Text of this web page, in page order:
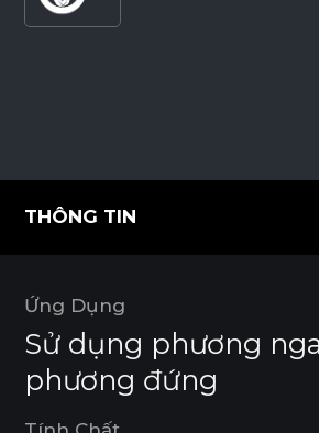
THÔNG TIN
Ứng Dụng
Sử dụng phương
phương đứng